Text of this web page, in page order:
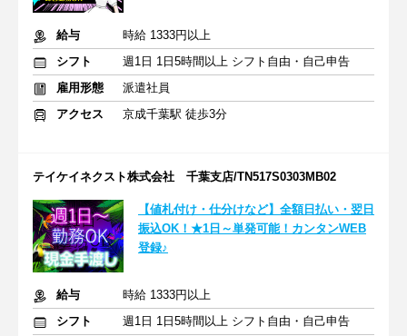
給与
時給 1333円以上
シフト
週1日 1日5時間以上 シフト自由・自己申告
雇用形態
派遣社員
アクセス
京成千葉駅 徒歩3分
テイケイネクスト株式会社 千葉支店/TN517S0303MB02
【値札付け・仕分けなど】全額日払い・翌日
振込OK！★1日～単発可能！カンタンWEB
登録♪
給与
時給 1333円以上
シフト
週1日 1日5時間以上 シフト自由・自己申告